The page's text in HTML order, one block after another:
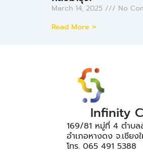
March 14, 2025
No
Read More »
Infinity
169/81 หมู่ที่ 4 ตำบล
อำเภอหางดง จ.เชียง
โทร. 065 491 5388